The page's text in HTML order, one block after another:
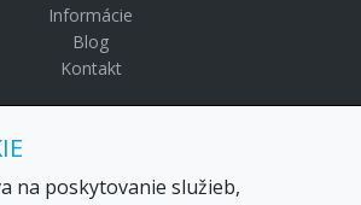
Informácie
Blog
Kontakt
29, Bratislava 81109
na poskytovanie služieb,